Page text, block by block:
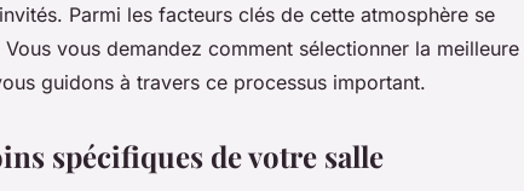
Parmi les facteurs clés de cette atmosphère se
vous demandez comment sélectionner la meilleure
guidons à travers ce processus important.
spécifiques de votre salle